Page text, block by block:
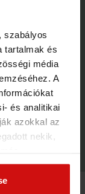
szabályos
tartalmak és
média
A
és analitikai
azokkal az
nekik,
segíti a
Párkapcsolati